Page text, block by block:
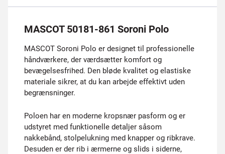
MASCOT 50181-861 Soroni Polo
MASCOT Soroni Polo er designet til professionelle
håndværkere, der værdsætter komfort og
bevægelsesfrihed. Den bløde kvalitet og elastiske
materiale sikrer, at du kan arbejde effektivt uden
begrænsninger.
Poloen har en moderne kropsnær pasform og er
udstyret med funktionelle detaljer såsom
nakkebånd, stolpelukning med knapper og ribkrave.
Desuden er der rib i ærmerne og slids i siderne,